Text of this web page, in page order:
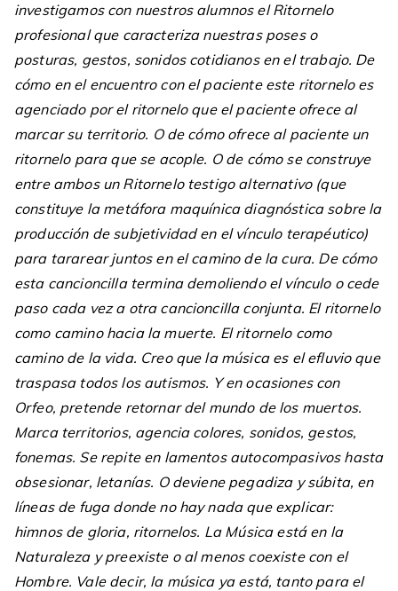
investigamos con nuestros alumnos el Ritornelo
profesional que caracteriza nuestras poses o
posturas, gestos, sonidos cotidianos en el trabajo. De
cómo en el encuentro con el paciente este ritornelo es
agenciado por el ritornelo que el paciente ofrece al
marcar su territorio. O de cómo ofrece al paciente un
ritornelo para que se acople. O de cómo se construye
entre ambos un Ritornelo testigo alternativo (que
constituye la metáfora maquínica diagnóstica sobre la
producción de subjetividad en el vínculo terapéutico)
para tararear juntos en el camino de la cura. De cómo
esta cancioncilla termina demoliendo el vínculo o cede
paso cada vez a otra cancioncilla conjunta. El ritornelo
como camino hacia la muerte. El ritornelo como
camino de la vida. Creo que la música es el efluvio que
traspasa todos los autismos. Y en ocasiones con
Orfeo, pretende retornar del mundo de los muertos.
Marca territorios, agencia colores, sonidos, gestos,
fonemas. Se repite en lamentos autocompasivos hasta
obsesionar, letanías. O deviene pegadiza y súbita, en
líneas de fuga donde no hay nada que explicar:
himnos de gloria, ritornelos. La Música está en la
Naturaleza y preexiste o al menos coexiste con el
Hombre. Vale decir, la música ya está, tanto para el